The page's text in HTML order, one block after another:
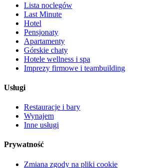
Lista noclegów
Last Minute
Hotel
Pensjonaty
Apartamenty
Górskie chaty
Hotele wellness i spa
Imprezy firmowe i teambuilding
Usługi
Restauracje i bary
Wynajem
Inne usługi
Prywatność
Zmiana zgody na pliki cookie